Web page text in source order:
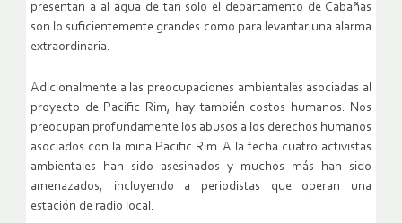
presentan a al agua de tan solo el departamento de Cabañas
son lo suficientemente grandes como para levantar una alarma
extraordinaria.
Adicionalmente a las preocupaciones ambientales asociadas al
proyecto de Pacific Rim, hay también costos humanos. Nos
preocupan profundamente los abusos a los derechos humanos
asociados con la mina Pacific Rim. A la fecha cuatro activistas
ambientales han sido asesinados y muchos más han sido
amenazados, incluyendo a periodistas que operan una
estación de radio local.